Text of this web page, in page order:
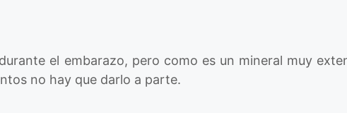
el embarazo, pero como es un mineral muy
no hay que darlo a parte.